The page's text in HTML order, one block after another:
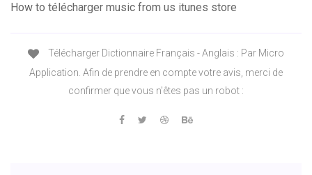
How to télécharger music from us itunes store
Télécharger Dictionnaire Français - Anglais : Par Micro
Application. Afin de prendre en compte votre avis, merci de
confirmer que vous n'êtes pas un robot :